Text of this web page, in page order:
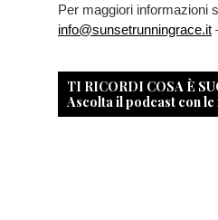
Per maggiori informazioni
info@sunsetrunningrace.it
TI RICORDI COSA È
Ascolta il podcast con